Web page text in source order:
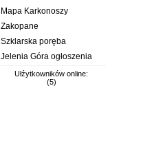
Mapa Karkonoszy
Zakopane
Szklarska poręba
Jelenia Góra ogłoszenia
Ułźytkowników online:
(5)